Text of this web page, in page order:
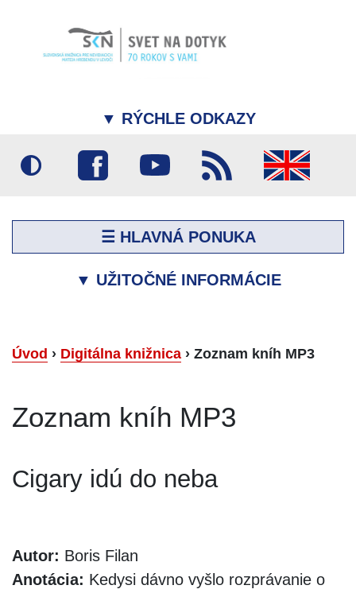
▼ RÝCHLE ODKAZY
☰ HLAVNÁ PONUKA
▼ UŽITOČNÉ INFORMÁCIE
Úvod › Digitálna knižnica › Zoznam kníh MP3
Zoznam kníh MP3
Cigary idú do neba
Autor: Boris Filan
Anotácia: Kedysi dávno vyšlo rozprávanie o